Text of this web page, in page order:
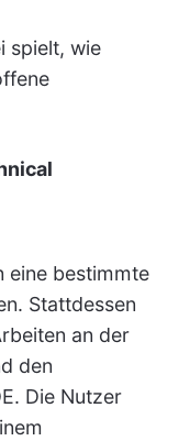
spielt, wie
eine bestimmte
Stattdessen
an der
den
Die Nutzer